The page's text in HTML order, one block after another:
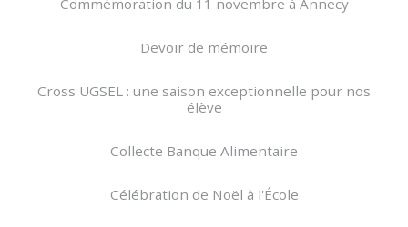
Devoir de mémoire
Cross UGSEL : une saison exceptionnelle pour nos
élève
Collecte Banque Alimentaire
Célébration de Noël à l'École